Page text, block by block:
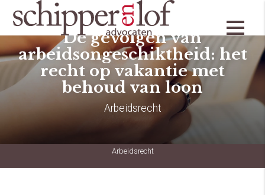
De gevolgen van
arbeidsongeschiktheid: het
recht op vakantie met
behoud van loon
Arbeidsrecht
Arbeidsrecht